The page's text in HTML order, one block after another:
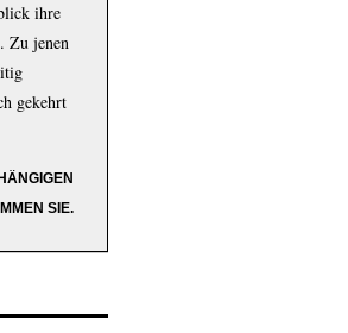
ihre
Zu jenen
gekehrt
SIE.